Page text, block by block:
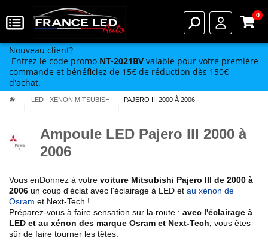
0
Nouveau client?
Entrez le code promo NT-2021BV valable pour votre première
commande et bénéficiez de 15€ de réduction dès 150€
d'achat.
LED - XENON MITSUBISHI PAJERO III 2000 À 2006
Ampoule LED Pajero III 2000 à
2006
Vous enDonnez à votre voiture Mitsubishi Pajero III de 2000 à
2006 un coup d'éclat avec l'éclairage à LED et au xénon de
Osram et Next-Tech !
Préparez-vous à faire sensation sur la route : avec l'éclairage à
LED et au xénon des marque Osram et Next-Tech, vous êtes
sûr de faire tourner les têtes.